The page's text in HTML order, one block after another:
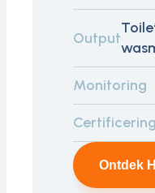
Output
Monitoring
Certificering
Ontdek